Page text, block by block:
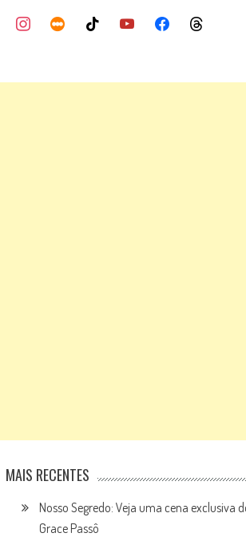
MAIS RECENTES
Nosso Segredo: Veja uma cena exclusiva
Grace Passô